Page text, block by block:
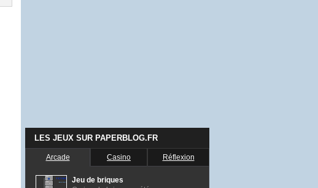
LES JEUX SUR PAPERBLOG.FR
Arcade Casino Réflexion
Jeu de briques